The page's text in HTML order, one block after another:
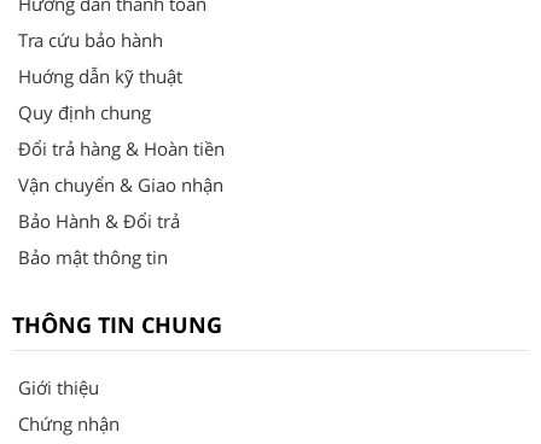
Tra cứu bảo hành
Huớng dẫn kỹ thuật
Quy định chung
Đổi trả hàng & Hoàn tiền
Vận chuyển & Giao nhận
Bảo Hành & Đổi trả
Bảo mật thông tin
THÔNG TIN CHUNG
Giới thiệu
Chứng nhận